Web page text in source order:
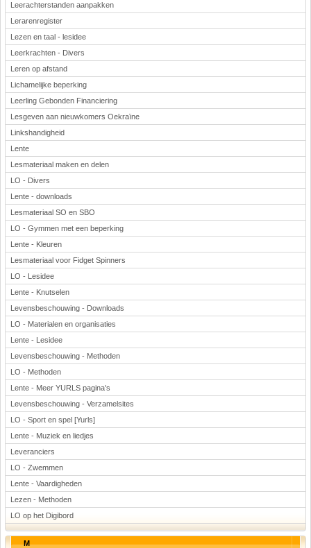
Leerachterstanden aanpakken
Lerarenregister
Lezen en taal - lesidee
Leerkrachten - Divers
Leren op afstand
Lichamelijke beperking
Leerling Gebonden Financiering
Lesgeven aan nieuwkomers Oekraïne
Linkshandigheid
Lente
Lesmateriaal maken en delen
LO - Divers
Lente - downloads
Lesmateriaal SO en SBO
LO - Gymmen met een beperking
Lente - Kleuren
Lesmateriaal voor Fidget Spinners
LO - Lesidee
Lente - Knutselen
Levensbeschouwing - Downloads
LO - Materialen en organisaties
Lente - Lesidee
Levensbeschouwing - Methoden
LO - Methoden
Lente - Meer YURLS pagina's
Levensbeschouwing - Verzamelsites
LO - Sport en spel [Yurls]
Lente - Muziek en liedjes
Leveranciers
LO - Zwemmen
Lente - Vaardigheden
Lezen - Methoden
LO op het Digibord
M